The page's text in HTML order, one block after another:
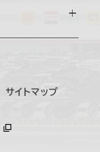
サイトマップ